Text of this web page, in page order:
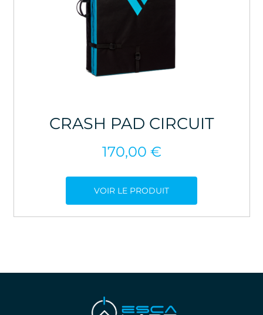
CRASH PAD CIRCUIT
170,00 €
VOIR LE PRODUIT